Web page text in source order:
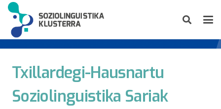
Txillardegi-Hausnartu
Soziolinguistika Sariak